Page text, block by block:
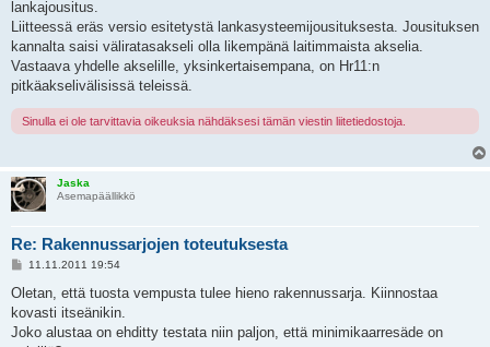
lankajousitus.
Liitteessä eräs versio esitetystä lankasysteemijousituksesta. Jousituksen
kannalta saisi väliratasakseli olla likempänä laitimmaista akselia.
Vastaava yhdelle akselille, yksinkertaisempana, on Hr11:n
pitkäakselivälisissä teleissä.
Sinulla ei ole tarvittavia oikeuksia nähdäksesi tämän viestin liitetiedostoja.
Jaska
Asemapäällikkö
Re: Rakennussarjojen toteutuksesta
V
e
t
i
11.11.2011 19:54
Oletan, että tuosta vempusta tulee hieno rakennussarja. Kiinnostaa
kovasti itseänikin.
Joko alustaa on ehditty testata niin paljon, että minimikaarresäde on